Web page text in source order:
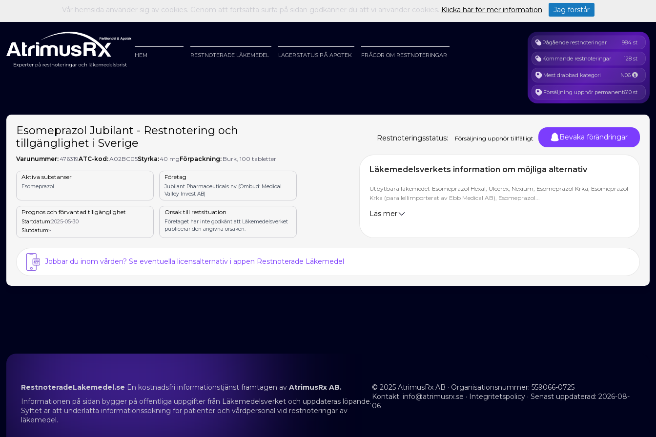
HEM RESTNOTERADE LÄKEMEDEL LAGERSTATUS PÅ APOTEK FRÅGOR OM RESTNOTERINGAR
Pågående restnoteringar 984 st
Kommande restnoteringar 128 st
Mest drabbad kategori N06
Försäljning upphör permanent610 st
Esomeprazol Jubilant - Restnotering och
tillgänglighet i Sverige
Restnoteringsstatus: Försäljning upphör tillfälligt Bevaka förändringar
Varunummer:476319ATC-kod:A02BC05Styrka:40 mgFörpackning: Burk, 100 tabletter
Aktiva substanser
Esomeprazol
Företag
Jubilant Pharmaceuticals nv (Ombud: Medical
Valley Invest AB)
Prognos och förväntad tillgänglighet
Startdatum:2025-05-30
Slutdatum:-
Orsak till restsituation
Företaget har inte godkänt att Läkemedelsverket
publicerar den angivna orsaken.
Läkemedelsverkets information om möjliga alternativ
Utbytbara läkemedel: Esomeprazol Hexal, Ulcerex, Nexium, Esomeprazol Krka, Esomeprazol
Krka (parallellimporterat av Ebb Medical AB), Esomeprazol...
Läs mer
Jobbar du inom vården? Se eventuella licensalternativ i appen Restnoterade Läkemedel
RestnoteradeLakemedel.se En kostnadsfri informationstjänst framtagen avAtrimusRx AB.
Informationen på sidan bygger på offentliga uppgifter från Läkemedelsverket och uppdateras löpande.
Syftet är att underlätta informationssökning för patienter och vårdpersonal vid restnoteringar av
läkemedel.
© 2025 AtrimusRx AB · Organisationsnummer: 559066-0725
Kontakt: info@atrimusrx.se · Integritetspolicy· Senast uppdaterad: 2026-08-
06
Vår hemsida använder sig av cookies. Genom att fortsätta surfa på sidan godkänner du att vi använder cookies. Klicka här för mer information. Jag förstår